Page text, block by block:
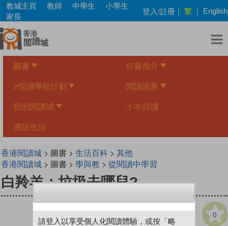
Skip
main
content
教城主頁 教師 中學生
小學生
家長
登入/註冊 | 繁 | English
圖書 好書推介
e悅讀學校計劃 閱讀服務
我的閱讀城 十本好讀
漫話生活
香港閱讀城> 圖書 > 生活百科> 其他
香港閱讀城> 圖書 > 學與教 > 從閱讀中學習
白羚羊：垃圾去哪兒?
0
請登入以享受個人化閱讀體驗，或按「略